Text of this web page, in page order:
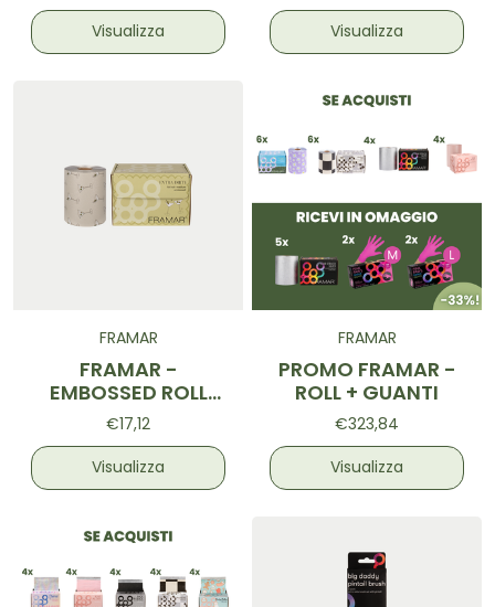
Visualizza Visualizza
FRAMAR
FRAMAR -
EMBOSSED ROLL
Extra Dirty 320ft
€17,12
Visualizza
FRAMAR
PROMO FRAMAR -
ROLL + GUANTI
€323,84
Visualizza